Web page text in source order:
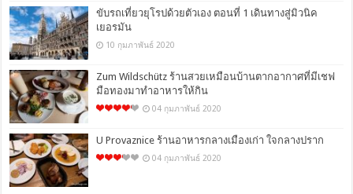
ขับรถเที่ยวยุโรปด้วยตัวเอง ตอนที่ 1 เดินทางสู่มิวนิค
เยอรมัน
10 กุมภาพันธ์ 2020
Zum Wildschütz ร้านสวยเหมือนบ้านตากอากาศที่มีเชฟ
มือทองมาทำอาหารให้กิน
04 กุมภาพันธ์ 2020
U Provaznice ร้านอาหารกลางเมืองเก่า ใจกลางปราก
04 กุมภาพันธ์ 2020